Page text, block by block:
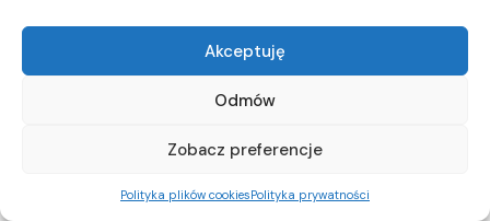
Akceptuję
Odmów
Zobacz preferencje
Polityka plików cookiesPolityka prywatności
+Reklama+
ARTYKUŁ SPONSOROWANY